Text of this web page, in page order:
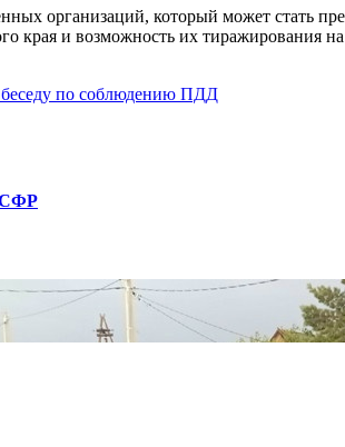
организаций, который может стать
края и возможность их тиражирования
беседу по соблюдению ПДД
СФР